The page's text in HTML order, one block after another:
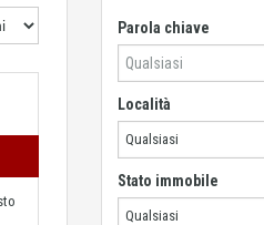
Parola chiave
Località
Qualsiasi
Stato immobile
Qualsiasi